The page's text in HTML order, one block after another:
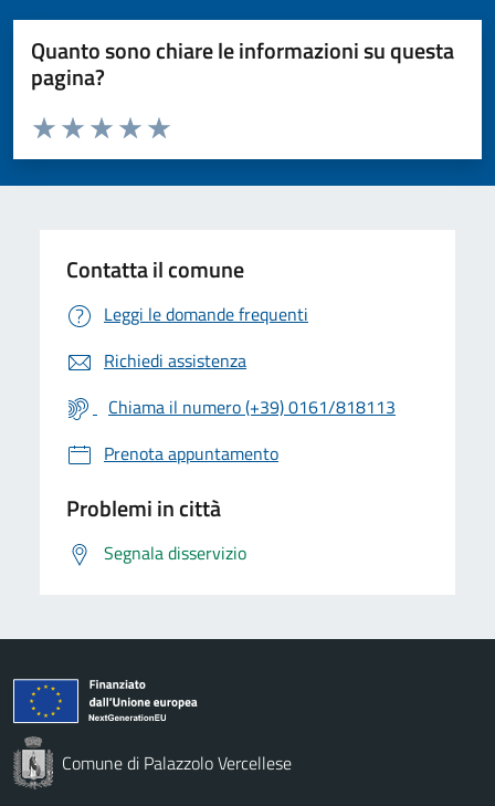
Quanto sono chiare le informazioni su questa
pagina?
Valuta da 1 a 5 stelle la pagina
Valuta 5 stelle su 5
Valuta 4 stelle su 5
Valuta 3 stelle su 5
Valuta 2 stelle su 5
Valuta 1 stelle su 5
Contatta il comune
Leggi le domande frequenti
Richiedi assistenza
Chiama il numero (+39) 0161/818113
Prenota appuntamento
Problemi in città
Segnala disservizio
Comune di Palazzolo Vercellese